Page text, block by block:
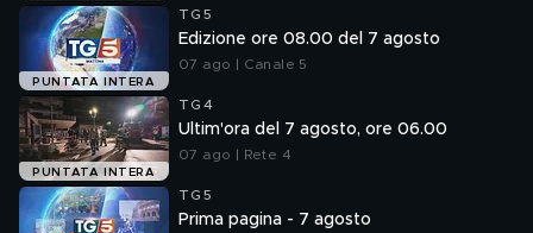
PUNTATA INTERA
TG5
Edizione ore 08.00 del 7 agosto
07 ago | Canale 5
PUNTATA INTERA
TG4
Ultim'ora del 7 agosto, ore 06.00
07 ago | Rete 4
TG5
Prima pagina - 7 agosto